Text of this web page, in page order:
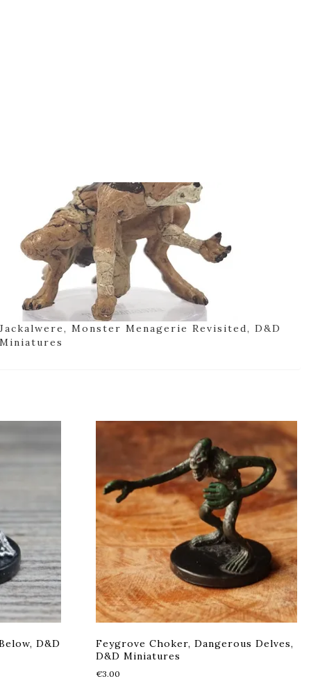
Jackalwere, Monster Menagerie Revisited, D&D
Miniatures
D&D
Feygrove Choker, Dangerous Delves,
D&D Miniatures
€3.00